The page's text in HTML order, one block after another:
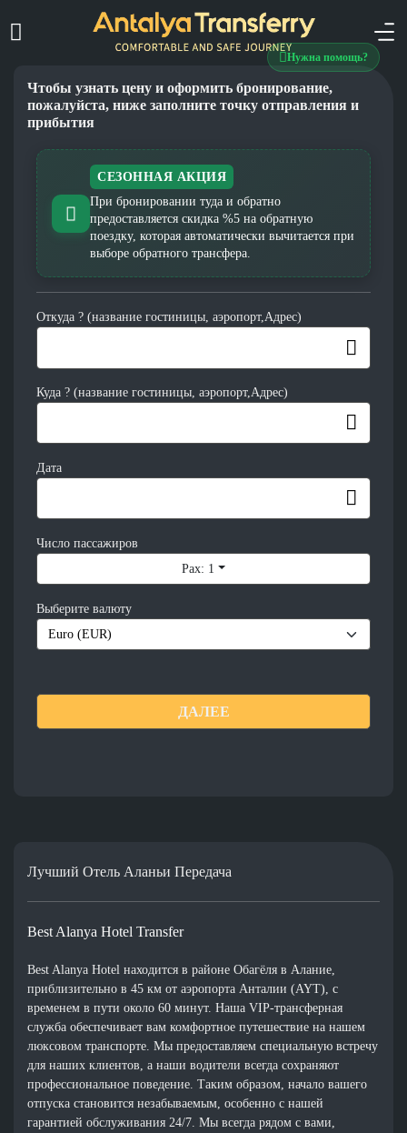
Нужна помощь?
Чтобы узнать цену и оформить бронирование,
пожалуйста, ниже заполните точку отправления и
прибытия
СЕЗОННАЯ АКЦИЯ
При бронировании туда и обратно
предоставляется скидка %5 на обратную
поездку, которая автоматически вычитается при
выборе обратного трансфера.
Откуда ? (название гостиницы, аэропорт,Адрес)
Куда ? (название гостиницы, аэропорт,Адрес)
Дата
Число пассажиров
Pax: 1
Выберите валюту
ДАЛЕЕ
Лучший Отель Аланьи Передача
Best Alanya Hotel Transfer
Best Alanya Hotel находится в районе Обагёля в Алание,
приблизительно в 45 км от аэропорта Анталии (AYT), с
временем в пути около 60 минут. Наша VIP-трансферная
служба обеспечивает вам комфортное путешествие на нашем
люксовом транспорте. Мы предоставляем специальную встречу
для наших клиентов, а наши водители всегда сохраняют
профессиональное поведение. Таким образом, начало вашего
отпуска становится незабываемым, особенно с нашей
гарантией обслуживания 24/7. Мы всегда рядом с вами,